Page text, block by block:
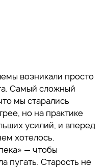
возникали просто
Самый сложный
мы старались
но на практике
усилий, и вперед
хотелось.
— чтобы
пугать. Старость не